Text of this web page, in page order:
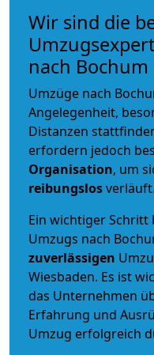
Wir sind die
nach Bochum
Umzüge nach
Angelegenheit,
Distanzen
erfordern jedoch
Organisation, um
reibungslosverläuft.
Ein wichtiger Schritt
Umzugs nach
zuverlässigen
Wiesbaden. Es ist
das Unternehmen
Erfahrung und
Umzug erfolgreich